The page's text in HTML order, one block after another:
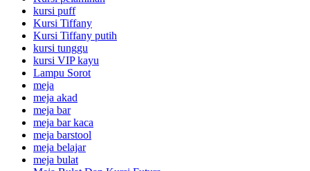
kursi puff
Kursi Tiffany
Kursi Tiffany putih
kursi tunggu
kursi VIP kayu
Lampu Sorot
meja
meja akad
meja bar
meja bar kaca
meja barstool
meja belajar
meja bulat